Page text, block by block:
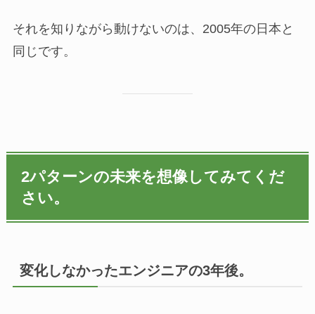
それを知りながら動けないのは、2005年の日本と
同じです。
2パターンの未来を想像してみてくだ
さい。
変化しなかったエンジニアの3年後。